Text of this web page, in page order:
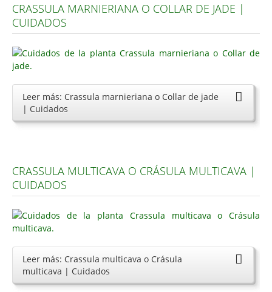
CRASSULA MARNIERIANA O COLLAR DE JADE |
CUIDADOS
Leer más: Crassula marnieriana o Collar de jade
| Cuidados
CRASSULA MULTICAVA O CRÁSULA MULTICAVA |
CUIDADOS
Leer más: Crassula multicava o Crásula
multicava | Cuidados